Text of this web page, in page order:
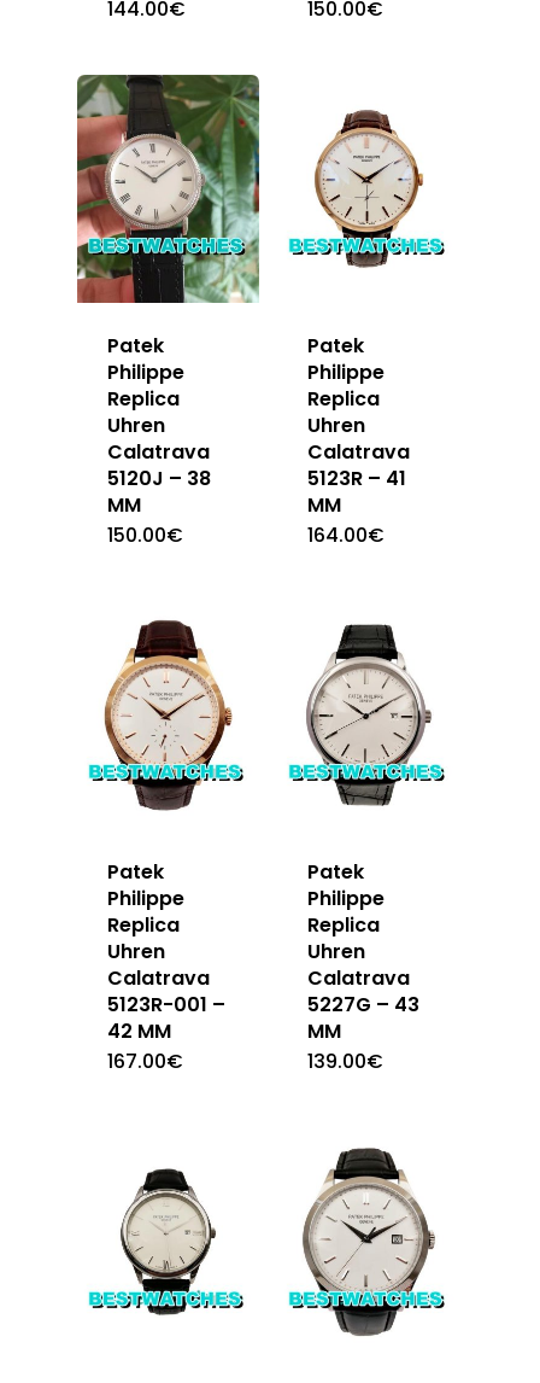
144.00€ 150.00€
Patek
Philippe
Replica
Uhren
Calatrava
5120J – 38
MM
150.00€
Patek
Philippe
Replica
Uhren
Calatrava
5123R – 41
MM
164.00€
Patek
Philippe
Replica
Uhren
Calatrava
5123R-001 –
42 MM
167.00€
Patek
Philippe
Replica
Uhren
Calatrava
5227G – 43
MM
139.00€